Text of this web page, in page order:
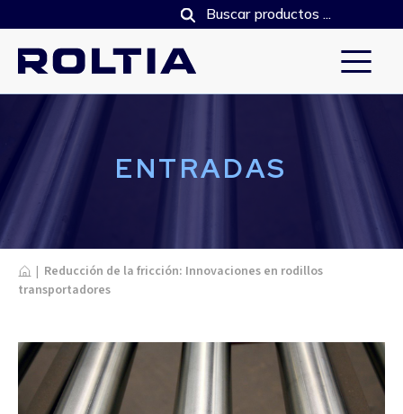
ENTRADAS
Home
| Reducción de la fricción: Innovaciones en rodillos
transportadores